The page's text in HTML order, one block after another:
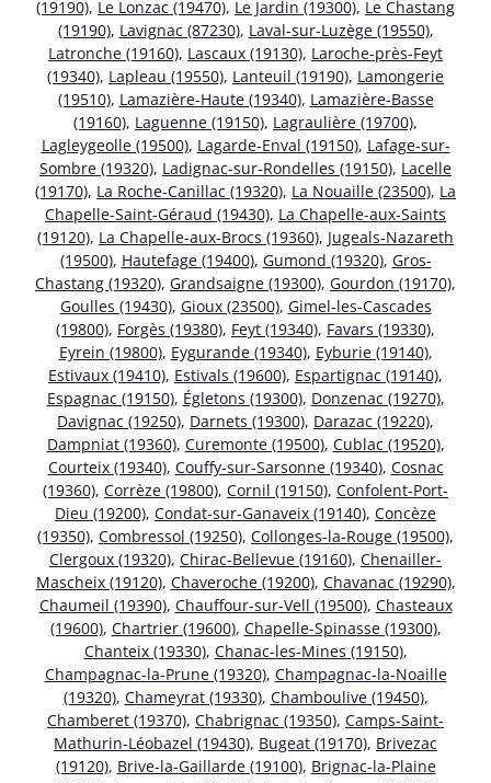
(19190), Le Lonzac (19470), Le Jardin (19300), Le Chastang
(19190), Lavignac (87230), Laval-sur-Luzège (19550),
Latronche (19160), Lascaux (19130), Laroche-près-Feyt
(19340), Lapleau (19550), Lanteuil (19190), Lamongerie
(19510), Lamazière-Haute (19340), Lamazière-Basse
(19160), Laguenne (19150), Lagraulière (19700),
Lagleygeolle (19500), Lagarde-Enval (19150), Lafage-sur-
Sombre (19320), Ladignac-sur-Rondelles (19150), Lacelle
(19170), La Roche-Canillac (19320), La Nouaille (23500), La
Chapelle-Saint-Géraud (19430), La Chapelle-aux-Saints
(19120), La Chapelle-aux-Brocs (19360), Jugeals-Nazareth
(19500), Hautefage (19400), Gumond (19320), Gros-
Chastang (19320), Grandsaigne (19300), Gourdon (19170),
Goulles (19430), Gioux (23500), Gimel-les-Cascades
(19800), Forgès (19380), Feyt (19340), Favars (19330),
Eyrein (19800), Eygurande (19340), Eyburie (19140),
Estivaux (19410), Estivals (19600), Espartignac (19140),
Espagnac (19150), Égletons (19300), Donzenac (19270),
Davignac (19250), Darnets (19300), Darazac (19220),
Dampniat (19360), Curemonte (19500), Cublac (19520),
Courteix (19340), Couffy-sur-Sarsonne (19340), Cosnac
(19360), Corrèze (19800), Cornil (19150), Confolent-Port-
Dieu (19200), Condat-sur-Ganaveix (19140), Concèze
(19350), Combressol (19250), Collonges-la-Rouge (19500),
Clergoux (19320), Chirac-Bellevue (19160), Chenailler-
Mascheix (19120), Chaveroche (19200), Chavanac (19290),
Chaumeil (19390), Chauffour-sur-Vell (19500), Chasteaux
(19600), Chartrier (19600), Chapelle-Spinasse (19300),
Chanteix (19330), Chanac-les-Mines (19150),
Champagnac-la-Prune (19320), Champagnac-la-Noaille
(19320), Chameyrat (19330), Chamboulive (19450),
Chamberet (19370), Chabrignac (19350), Camps-Saint-
Mathurin-Léobazel (19430), Bugeat (19170), Brivezac
(19120), Brive-la-Gaillarde (19100), Brignac-la-Plaine